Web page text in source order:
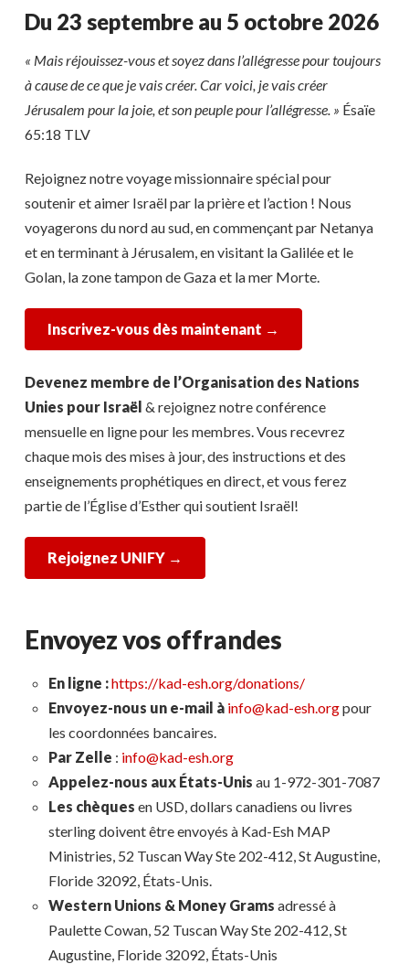
Du 23 septembre au 5 octobre 2026
« Mais réjouissez-vous et soyez dans l’allégresse pour toujours
à cause de ce que je vais créer. Car voici, je vais créer
Jérusalem pour la joie, et son peuple pour l’allégresse. » Ésaïe
65:18 TLV
Rejoignez notre voyage missionnaire spécial pour
soutenir et aimer Israël par la prière et l’action ! Nous
voyagerons du nord au sud, en commençant par Netanya
et en terminant à Jérusalem, en visitant la Galilée et le
Golan, la zone tampon de Gaza et la mer Morte.
Inscrivez-vous dès maintenant →
Devenez membre de l’Organisation des Nations
Unies pour Israël & rejoignez notre conférence
mensuelle en ligne pour les membres. Vous recevrez
chaque mois des mises à jour, des instructions et des
enseignements prophétiques en direct, et vous ferez
partie de l’Église d’Esther qui soutient Israël!
Rejoignez UNIFY →
Envoyez vos offrandes
En ligne :https://kad-esh.org/donations/
Envoyez-nous un e-mail à info@kad-esh.orgpour
les coordonnées bancaires.
Par Zelle : info@kad-esh.org
Appelez-nous aux États-Unis au 1-972-301-7087
Les chèques en USD, dollars canadiens ou livres
sterling doivent être envoyés à Kad-Esh MAP
Ministries, 52 Tuscan Way Ste 202-412, St Augustine,
Floride 32092, États-Unis.
Western Unions & Money Grams adressé à
Paulette Cowan, 52 Tuscan Way Ste 202-412, St
Augustine, Floride 32092, États-Unis